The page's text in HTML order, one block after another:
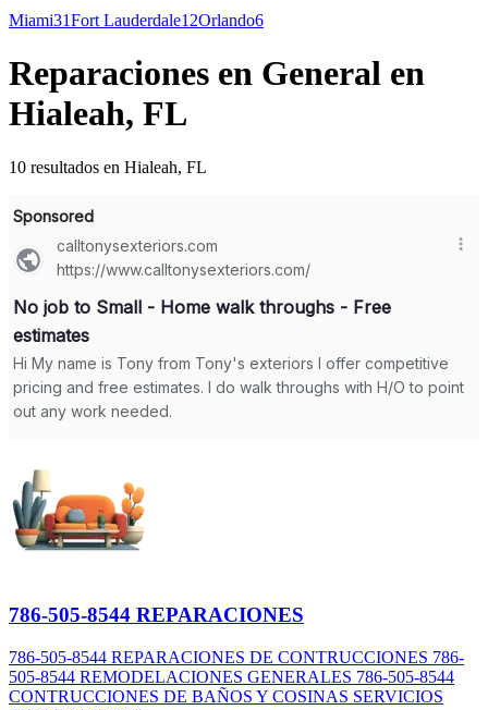
Miami31Fort Lauderdale12Orlando6
Reparaciones en General en
Hialeah, FL
10 resultados en Hialeah, FL
786-505-8544 REPARACIONES
786-505-8544 REPARACIONES DE CONTRUCCIONES 786-
505-8544 REMODELACIONES GENERALES 786-505-8544
CONTRUCCIONES DE BAÑOS Y COSINAS SERVICIOS